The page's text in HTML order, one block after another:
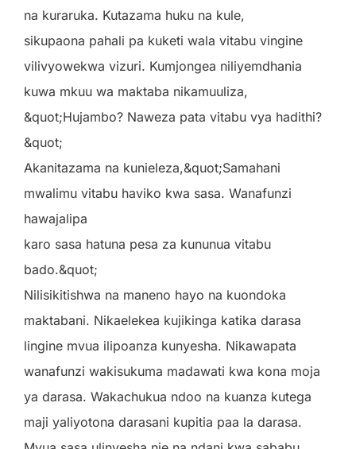
na kuraruka. Kutazama huku na kule,
sikupaona pahali pa kuketi wala vitabu vingine
vilivyowekwa vizuri. Kumjongea niliyemdhania
kuwa mkuu wa maktaba nikamuuliza,
&quot;Hujambo? Naweza pata vitabu vya hadithi?
&quot;
Akanitazama na kunieleza,&quot;Samahani
mwalimu vitabu haviko kwa sasa. Wanafunzi
hawajalipa
karo sasa hatuna pesa za kununua vitabu
bado.&quot;
Nilisikitishwa na maneno hayo na kuondoka
maktabani. Nikaelekea kujikinga katika darasa
lingine mvua ilipoanza kunyesha. Nikawapata
wanafunzi wakisukuma madawati kwa kona moja
ya darasa. Wakachukua ndoo na kuanza kutega
maji yaliyotona darasani kupitia paa la darasa.